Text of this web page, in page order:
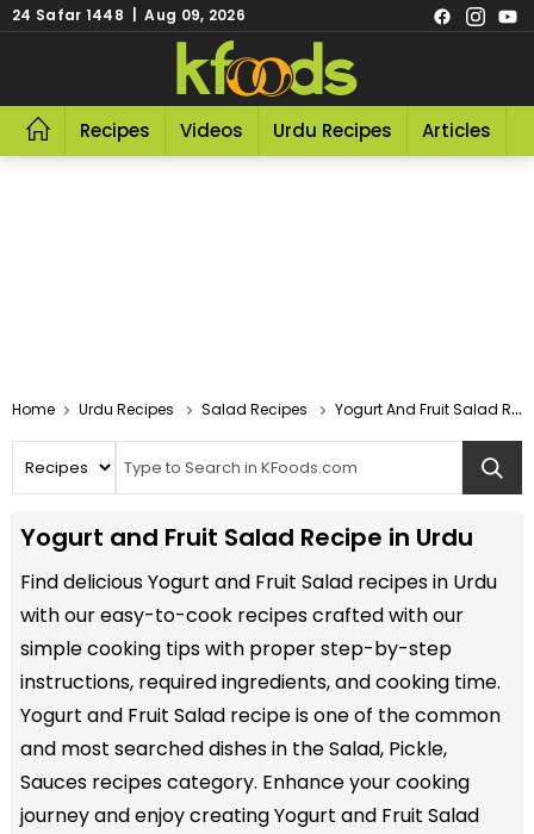
24 Safar 1448 | Aug 09, 2026
Recipes Videos Urdu Recipes Articles
Home Urdu Recipes Salad Recipes Yogurt And Fruit Salad Recipe In Urdu
Yogurt and Fruit Salad Recipe in Urdu
Find delicious Yogurt and Fruit Salad recipes in Urdu
with our easy-to-cook recipes crafted with our
simple cooking tips with proper step-by-step
instructions, required ingredients, and cooking time.
Yogurt and Fruit Salad recipe is one of the common
and most searched dishes in the Salad, Pickle,
Sauces recipes category. Enhance your cooking
journey and enjoy creating Yogurt and Fruit Salad